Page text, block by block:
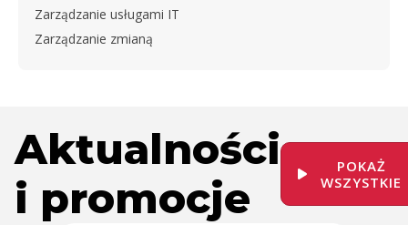
Zarządzanie usługami IT
Zarządzanie zmianą
Aktualności
i promocje
POKAŻ
WSZYSTKIE